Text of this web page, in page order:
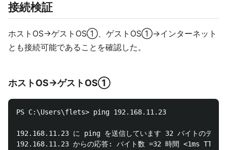
接続検証
ホストOS→ゲストOS①、ゲストOS①→インターネット
とも接続可能であることを確認した。
ホストOS→ゲストOS①
PS C:\Users\flets> ping 192.168.11.23
192.168.11.23 に ping を送信しています 32 バイトのデー
192.168.11.23 からの応答: バイト数 =32 時間 <1ms